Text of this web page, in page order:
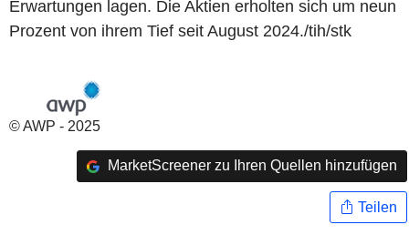
Erwartungen lagen. Die Aktien erholten sich um neun
Prozent von ihrem Tief seit August 2024./tih/stk
© AWP - 2025
MarketScreener zu Ihren Quellen hinzufügen
Teilen